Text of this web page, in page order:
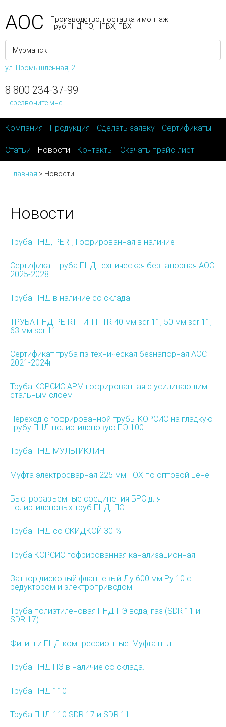
АОС
Производство, поставка и монтаж
труб ПНД, ПЭ, НПВХ, ПВХ
ул. Промышленная, 2
8 800 234-37-99
Перезвоните мне
Компания Продукция Сделать заявку Сертификаты
Статьи Новости Контакты Скачать прайс-лист
Главная > Новости
Новости
Труба ПНД, PERT, Гофрированная в наличие
Сертификат труба ПНД техническая безнапорная АОС
2025-2028
Труба ПНД в наличие со склада
ТРУБА ПНД PE-RT ТИП II TR 40 мм sdr 11, 50 мм sdr 11,
63 мм sdr 11
Сертификат труба пэ техническая безнапорная АОС
2021-2024г
Труба КОРСИС АРМ гофрированная с усиливающим
стальным слоем
Переход с гофрированной трубы КОРСИС на гладкую
трубу ПНД полиэтиленовую ПЭ 100
Труба ПНД МУЛЬТИКЛИН
Муфта электросварная 225 мм FOX по оптовой цене.
Быстроразъемные соединения БРС для
полиэтиленовых труб ПНД, ПЭ
Труба ПНД со СКИДКОЙ 30 %
Труба КОРСИС гофрированная канализационная
Затвор дисковый фланцевый Ду 600 мм Ру 10 с
редуктором и электроприводом.
Труба полиэтиленовая ПНД ПЭ вода, газ (SDR 11 и
SDR 17)
Фитинги ПНД компрессионные: Муфта пнд
Труба ПНД ПЭ в наличие со склада.
Труба ПНД 110
Труба ПНД 110 SDR 17 и SDR 11